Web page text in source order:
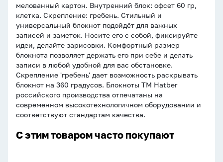
мелованный картон. Внутренний блок: офсет 60 гр,
клетка. Скрепление: гребень. Стильный и
универсальный блокнот подойдёт для важных
записей и заметок. Носите его с собой, фиксируйте
идеи, делайте зарисовки. Комфортный размер
блокнота позволяет держать его при себе и делать
записи в любой удобной для вас обстановке.
Скрепление 'гребень' дает возможность раскрывать
блокнот на 360 градусов. Блокноты ТМ Hatber
российского производства отпечатаны на
современном высокотехнологичном оборудовании и
соответствуют стандартам качества.
С этим товаром часто покупают